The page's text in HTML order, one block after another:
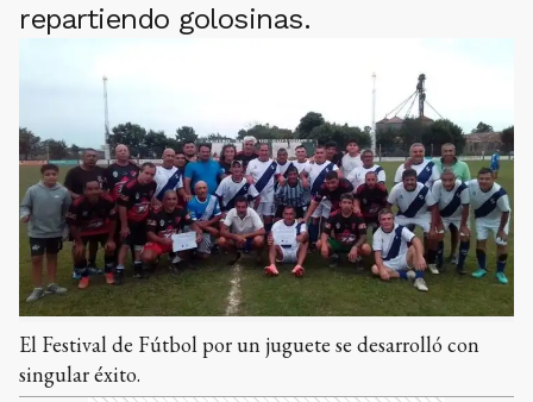
repartiendo golosinas.
El Festival de Fútbol por un juguete se desarrolló con
singular éxito.